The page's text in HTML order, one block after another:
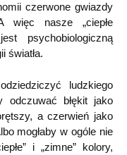
czerwone gwiazdy
więc nasze „ciepłe
psychobiologiczną
światła.
ludzkiego
odczuwać błękit jako
a czerwień jako
mogłaby w ogóle nie
i „zimne” kolory,